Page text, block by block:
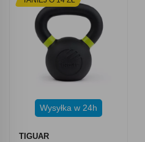
Wysyłka w 24h
TIGUAR